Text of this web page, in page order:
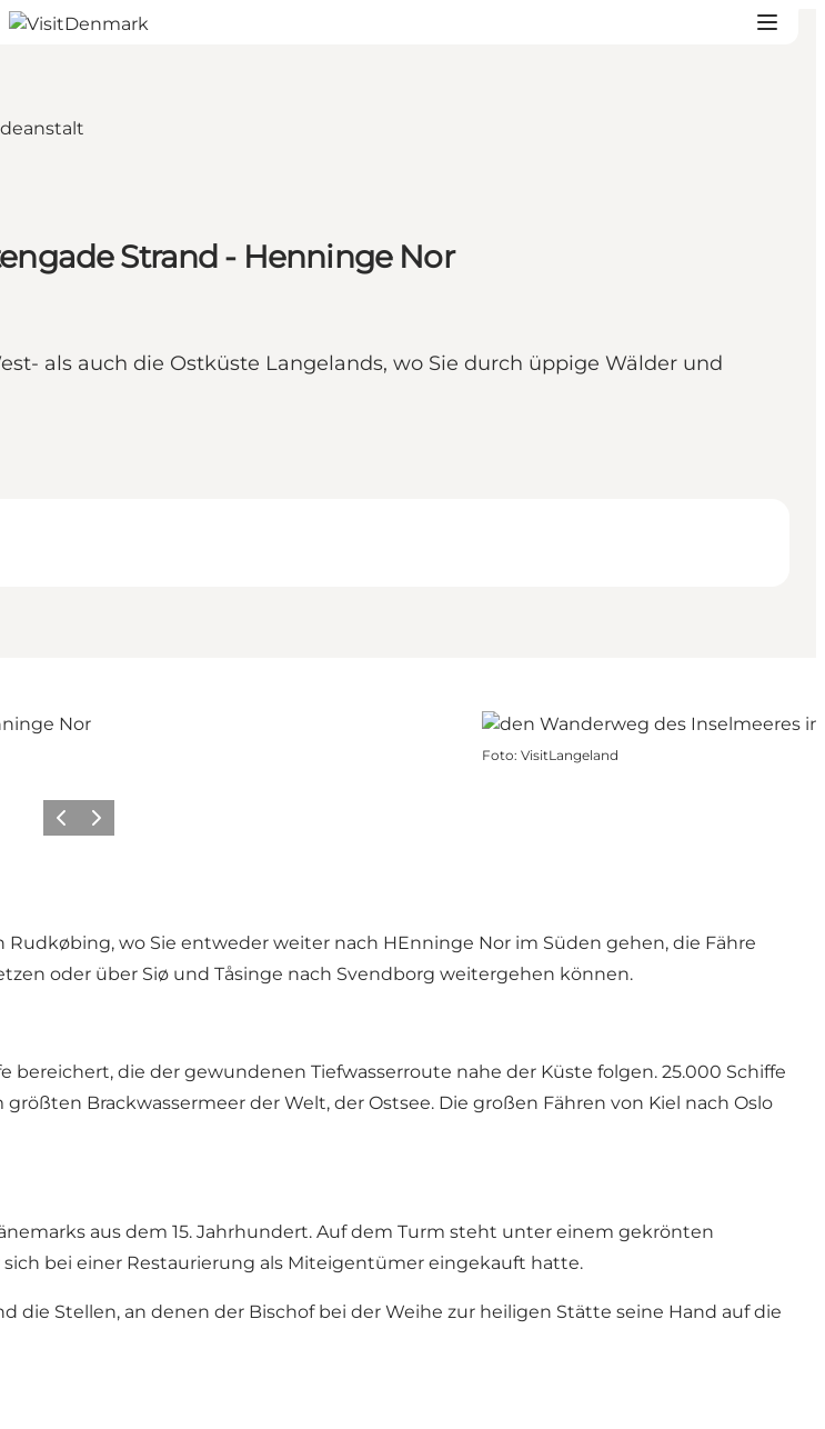
Strand - Henninge Nor
als auch die Ostküste Langelands, wo Sie durch üppige Wälder und
Foto: VisitLangeland
ZurückWeiter
wo Sie entweder weiter nach HEnninge Nor im Süden gehen, die Fähre
oder über Siø und Tåsinge nach Svendborg weitergehen können.
die der gewundenen Tiefwasserroute nahe der Küste folgen. 25.000 Schiffe
Brackwassermeer der Welt, der Ostsee. Die großen Fähren von Kiel nach Oslo
aus dem 15. Jahrhundert. Auf dem Turm steht unter einem gekrönten
sich bei einer Restaurierung als Miteigentümer eingekauft hatte.
die Stellen, an denen der Bischof bei der Weihe zur heiligen Stätte seine Hand auf die